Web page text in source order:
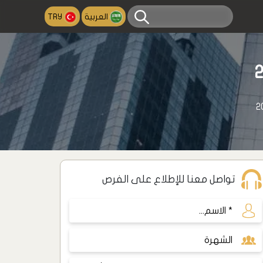
العربية TRY
تواصل معنا للإطلاع على الفرص